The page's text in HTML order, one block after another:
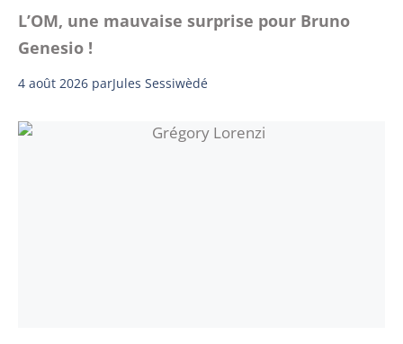
L’OM, une mauvaise surprise pour Bruno
Genesio !
4 août 2026 parJules Sessiwèdé